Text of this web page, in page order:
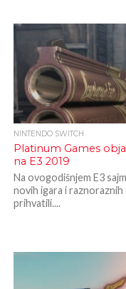
NINTENDO SWITCH
Platinum Games
na E3 2019
Na ovogodišnjem E3
novih igara i
prihvatili....